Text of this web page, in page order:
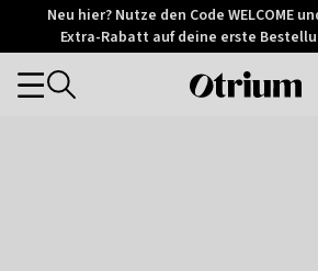
Otrium
Trustpilot
Neu hier? Nutze den Code WELCOME
Extra-Rabatt auf deine erste
Otrium
Categories